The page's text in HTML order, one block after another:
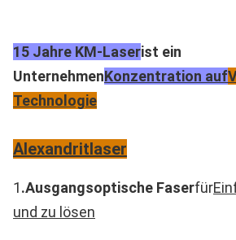
Power Supplier:
220V, 50Hz oder 110V, 60Hz
kann das Logo des Kunden
- Ja, das ist es.
10,12,14,16,18,20 mm
Alexandritlasermaschine
15 Jahre KM-Laserist ein
UnternehmenKonzentration auf
Technologie
Alexandritlaser
1.Ausgangsoptische Faserfür
und zu lösen